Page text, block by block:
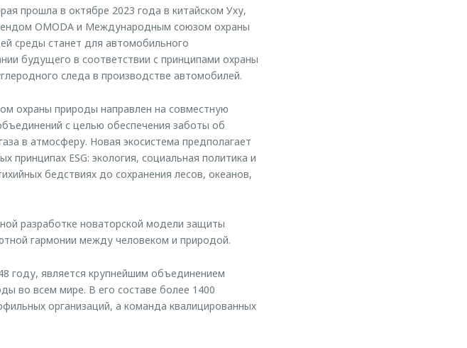
прошла в октябре 2023 года в китайском Уху,
OMODA и Международным союзом охраны
среды станет для автомобильного
будущего в соответствии с принципами охраны
следа в производстве автомобилей.
охраны природы направлен на совместную
с целью обеспечения заботы об
в атмосферу. Новая экосистема предполагает
принципах ESG: экология, социальная политика и
бедствиях до сохранения лесов, океанов,
разработке новаторской модели защиты
гармонии между человеком и природой.
году, является крупнейшим объединением
во всем мире. В его составе более 1400
организаций, а команда квалицированных